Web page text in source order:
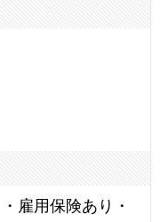
雇用保険あり・